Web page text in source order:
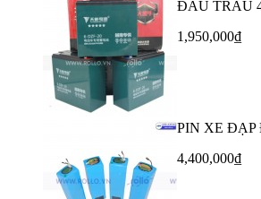
ĐẦU TRÂU
1,950,000₫
PIN XE ĐẠP
4,400,000₫